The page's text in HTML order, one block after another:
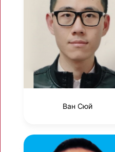
Ван Сюй